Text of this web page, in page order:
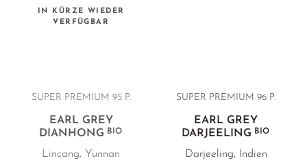
IN KÜRZE WIEDER
VERFÜGBAR
SUPER PREMIUM 95 P.
EARL GREY
DIANHONGBIO
Lincang, Yunnan
SUPER PREMIUM 96 P.
EARL GREY
DARJEELINGBIO
Darjeeling, Indien